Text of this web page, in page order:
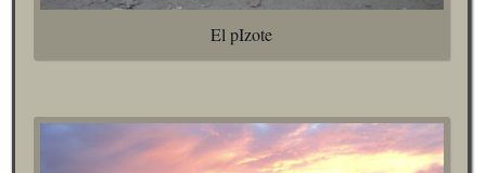
El pIzote